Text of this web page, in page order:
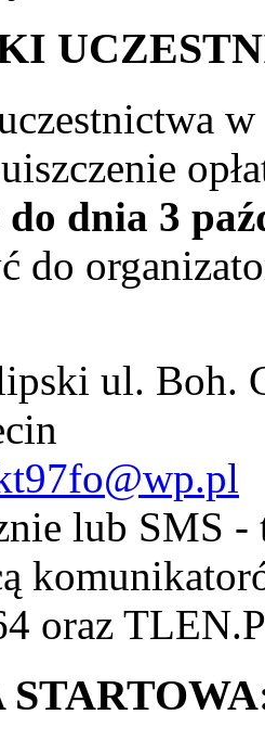
w
do dnia 3
do
ul. Boh.
lub SMS -
oraz